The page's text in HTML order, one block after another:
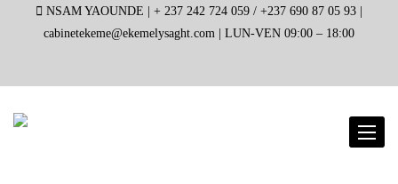
NSAM YAOUNDE | + 237 242 724 059 / +237 690 87 05 93 |
cabinetekeme@ekemelysaght.com | LUN-VEN 09:00 – 18:00